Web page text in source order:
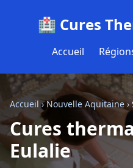
🏥 Cures
Accueil
Accueil ›Nouvelle Aquitaine›
Cures
Eulalie